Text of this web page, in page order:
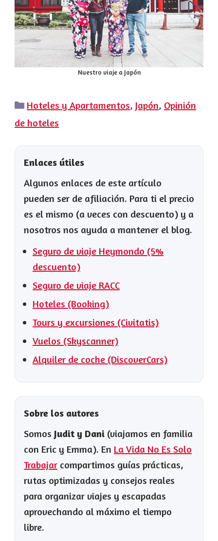
Nuestro viaje a Japón
Categorías
Hoteles y Apartamentos, Japón, Opinión
de hoteles
Enlaces útiles
Algunos enlaces de este artículo
pueden ser de afiliación. Para ti el precio
es el mismo (a veces con descuento) y a
nosotros nos ayuda a mantener el blog.
Seguro de viaje Heymondo (5%
descuento)
Seguro de viaje RACC
Hoteles (Booking)
Tours y excursiones (Civitatis)
Vuelos (Skyscanner)
Alquiler de coche (DiscoverCars)
Sobre los autores
Somos Judit y Dani (viajamos en familia
con Eric y Emma). En La Vida No Es Solo
Trabajar compartimos guías prácticas,
rutas optimizadas y consejos reales
para organizar viajes y escapadas
aprovechando al máximo el tiempo
libre.